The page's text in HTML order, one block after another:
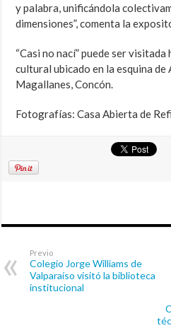
y palabra, unificándola
dimensiones”, comenta la
“Casi no nací” puede ser
cultural ubicado en la esquina de
Magallanes, Concón.
Fotografías: Casa Abierta de
Previo
Colegio Jorge Williams de
Valparaíso visitó la biblioteca
institucional